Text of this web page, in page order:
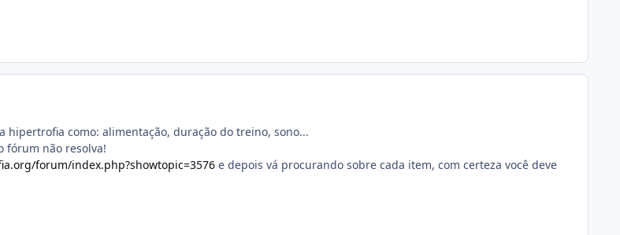
hipertrofia como: alimentação, duração do treino, sono...
fórum não resolva!
forum/index.php?showtopic=3576 e depois vá procurando sobre cada item, com certeza você deve